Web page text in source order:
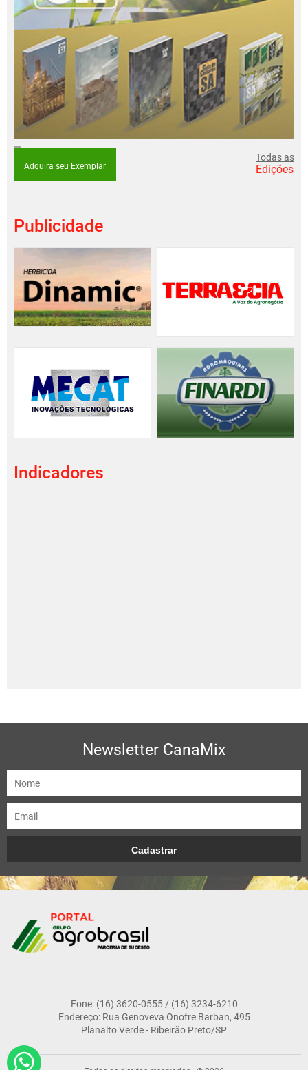
Adquira seu Exemplar
Todas as
Edições
Publicidade
Indicadores
Newsletter CanaMix
Fone: (16) 3620-0555 / (16) 3234-6210
Endereço: Rua Genoveva Onofre Barban, 495
Planalto Verde - Ribeirão Preto/SP